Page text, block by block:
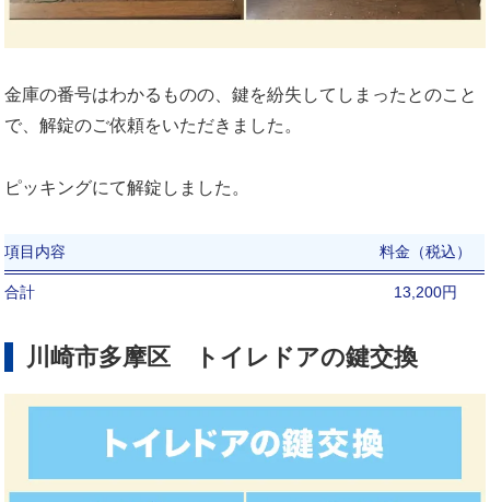
金庫の番号はわかるものの、鍵を紛失してしまったとのこと
で、解錠のご依頼をいただきました。
ピッキングにて解錠しました。
項目内容 料金（税込）
合計 13,200円
川崎市多摩区 トイレドアの鍵交換